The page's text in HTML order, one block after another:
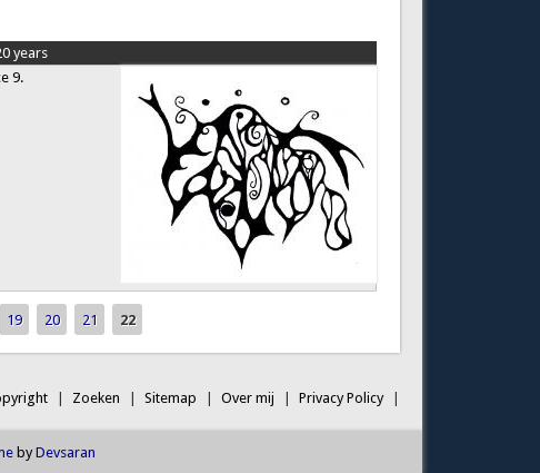
years
9.
19 20 21 22
Zoeken Sitemap Over mij Privacy Policy
byDevsaran